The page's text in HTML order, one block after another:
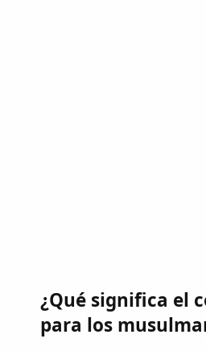
¿Qué significa el
para los